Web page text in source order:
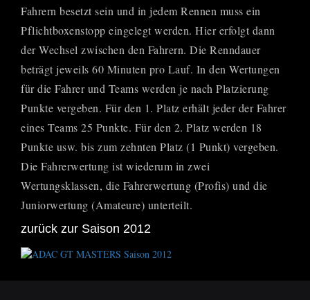
Fahrern besetzt sein und in jedem Rennen muss ein
Pflichtboxenstopp eingelegt werden. Hier erfolgt dann
der Wechsel zwischen den Fahrern. Die Renndauer
beträgt jeweils 60 Minuten pro Lauf. In den Wertungen
für die Fahrer und Teams werden je nach Platzierung
Punkte vergeben. Für den 1. Platz erhält jeder der Fahrer
eines Teams 25 Punkte. Für den 2. Platz werden 18
Punkte usw. bis zum zehnten Platz (1 Punkt) vergeben.
Die Fahrerwertung ist wiederum in zwei
Wertungsklassen, die Fahrerwertung (Profis) und die
Juniorwertung (Amateure) unterteilt.
zurück zur Saison 2012